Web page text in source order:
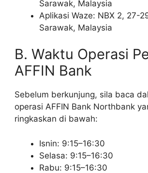
Sarawak, Malaysia
Aplikasi Waze: NBX 2, 27-
Sarawak, Malaysia
B. Waktu Operasi
AFFIN Bank
Sebelum berkunjung, sila baca
operasi AFFIN Bank Northbank
ringkaskan di bawah:
Isnin: 9:15–16:30
Selasa: 9:15–16:30
Rabu: 9:15–16:30